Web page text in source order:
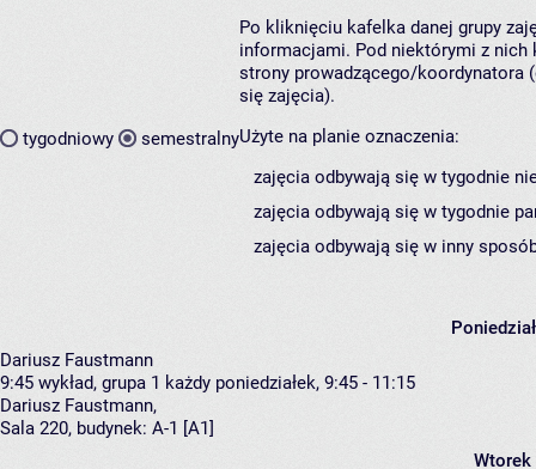
tygodniowy semestralny
Po kliknięciu kafelka danej grupy
informacjami. Pod niektórymi z nich
strony prowadzącego/koordynatora
się zajęcia).
Użyte na planie oznaczenia:
zajęcia odbywają się w tygodnie
zajęcia odbywają się w tygodnie
zajęcia odbywają się w inny
Dariusz Faustmann
9:45 wykład, grupa 1 każdy poniedziałek, 9:45 - 11:15
Dariusz Faustmann,
Sala 220, budynek: A-1 [A1]
Wtorek